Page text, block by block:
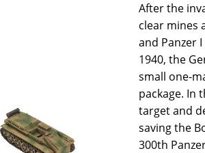
After the
clear mines
and Panzer
1940, the
small one-
package. In
target and
saving the
300th